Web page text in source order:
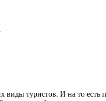
туристов. И на то есть